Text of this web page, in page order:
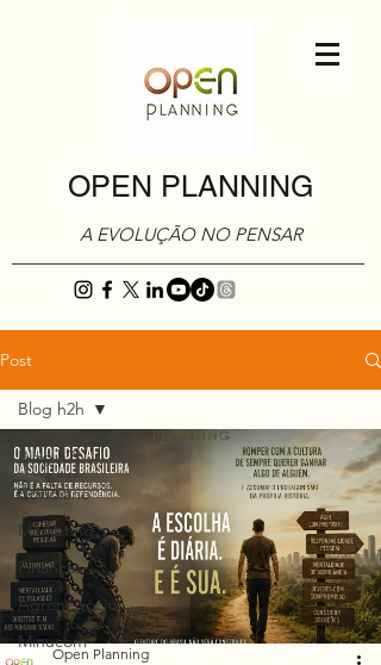
OPEN PLANNING
A EVOLUÇÃO NO PENSAR
Post
Blog h2h
Cotidiano
Marketing
Finanças
Agronegócio
Minucom
Blog h2h
Open Planning